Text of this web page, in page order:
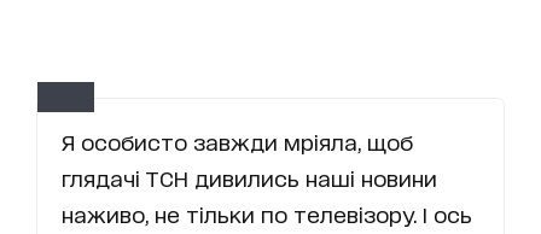
Я особисто завжди мріяла, щоб
глядачі ТСН дивились наші новини
наживо, не тільки по телевізору. І ось